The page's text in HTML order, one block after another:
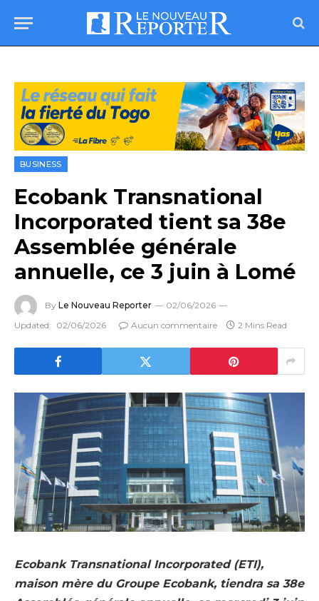
BUSINESS
Ecobank Transnational
Incorporated tient sa 38e
Assemblée générale
annuelle, ce 3 juin à Lomé
By Le Nouveau Reporter
02/06/2026
Updated: 02/06/2026 Aucun commentaire 2 Mins Read
Ecobank Transnational Incorporated (ETI),
maison mère du Groupe Ecobank, tiendra sa 38e